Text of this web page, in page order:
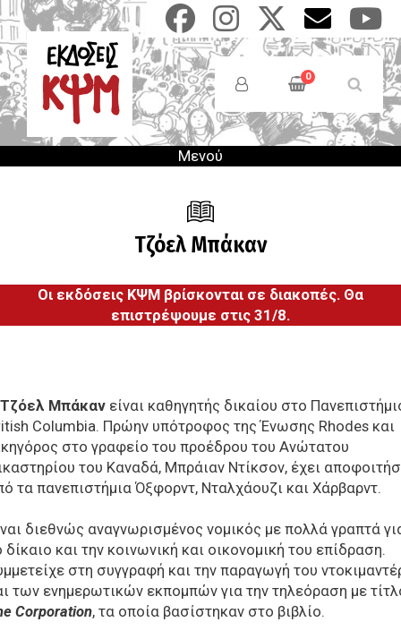
Παράκαμψη
προς
το
κυρίως
περιεχόμενο
Users
Menu
0
Μενού
Τζόελ Μπάκαν
Οι εκδόσεις ΚΨΜ βρίσκονται σε διακοπές. Θα
επιστρέψουμε στις 31/8.
Τζόελ Μπάκαν είναι καθηγητής δικαίου στο
Columbia. Πρώην υπότροφος της Ένωσης Rhodes και
στο γραφείο του προέδρου του Ανώτατου
του Καναδά, Μπράιαν Ντίκσον, έχει
τα πανεπιστήμια Όξφορντ, Νταλχάουζι και Χάρβαρντ.
διεθνώς αναγνωρισμένος νομικός με πολλά γραπτά
δίκαιο και την κοινωνική και οικονομική του επίδραση.
στη συγγραφή και την παραγωγή του
των ενημερωτικών εκπομπών για την τηλεόραση με
Corporation, τα οποία βασίστηκαν στο βιβλίο.